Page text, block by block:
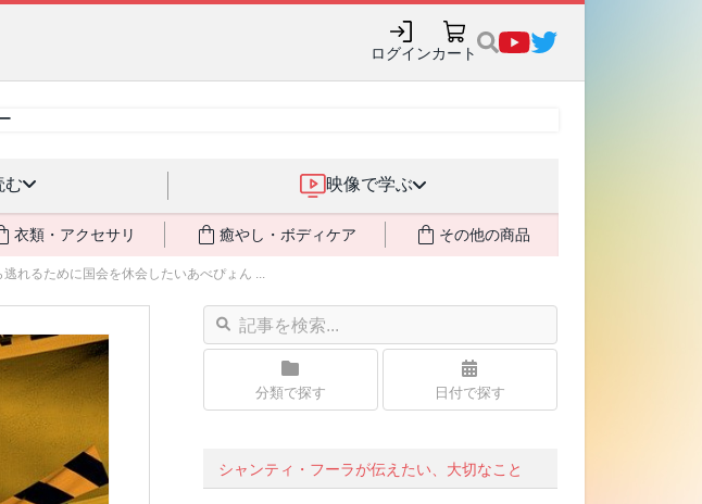
ログインカート
む 映像で学ぶ
衣類・アクセサリ 癒やし・ボディケア その他の商品
れるために国会を休会したいあべぴょん ...
分類で探す 日付で探す
シャンティ・フーラが伝えたい、大切なこと